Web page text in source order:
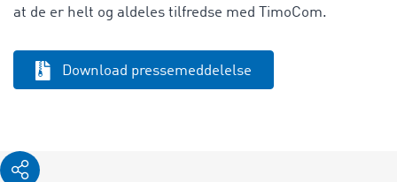
at de er helt og aldeles tilfredse med TimoCom.
Download pressemeddelelse